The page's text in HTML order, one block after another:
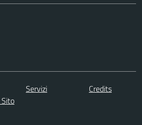
Servizi
Credits